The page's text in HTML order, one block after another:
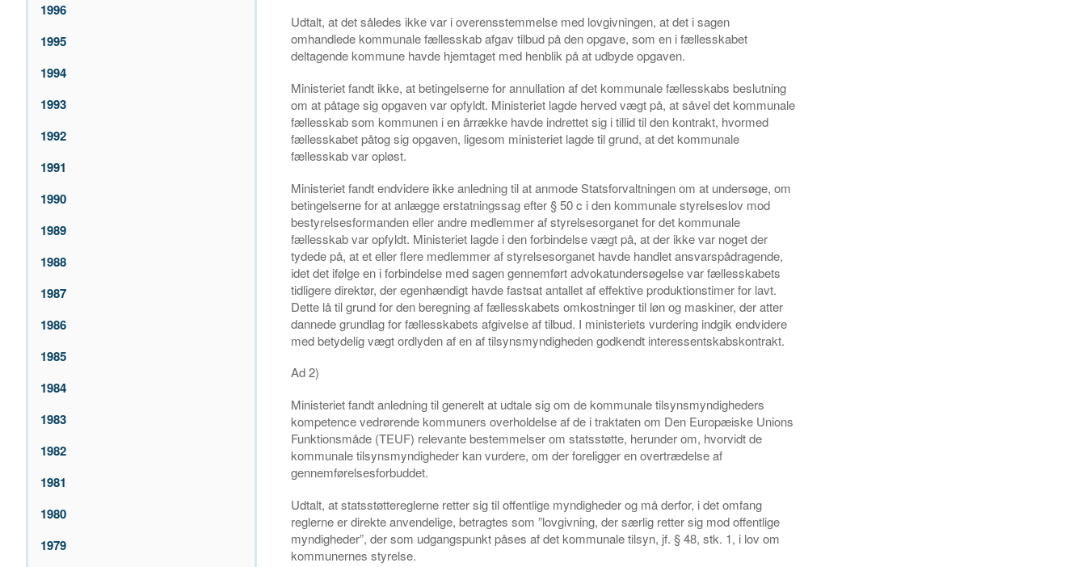
1996
1995
1994
1993
1992
1991
1990
1989
1988
1987
1986
1985
1984
1983
1982
1981
1980
1979
Udtalt, at det således ikke var i overensstemmelse med lovgivningen, at det i sagen
omhandlede kommunale fællesskab afgav tilbud på den opgave, som en i fællesskabet
deltagende kommune havde hjemtaget med henblik på at udbyde opgaven.
Ministeriet fandt ikke, at betingelserne for annullation af det kommunale fællesskabs beslutning
om at påtage sig opgaven var opfyldt. Ministeriet lagde herved vægt på, at såvel det kommunale
fællesskab som kommunen i en årrække havde indrettet sig i tillid til den kontrakt, hvormed
fællesskabet påtog sig opgaven, ligesom ministeriet lagde til grund, at det kommunale
fællesskab var opløst.
Ministeriet fandt endvidere ikke anledning til at anmode Statsforvaltningen om at undersøge, om
betingelserne for at anlægge erstatningssag efter § 50 c i den kommunale styrelseslov mod
bestyrelsesformanden eller andre medlemmer af styrelsesorganet for det kommunale
fællesskab var opfyldt. Ministeriet lagde i den forbindelse vægt på, at der ikke var noget der
tydede på, at et eller flere medlemmer af styrelsesorganet havde handlet ansvarspådragende,
idet det ifølge en i forbindelse med sagen gennemført advokatundersøgelse var fællesskabets
tidligere direktør, der egenhændigt havde fastsat antallet af effektive produktionstimer for lavt.
Dette lå til grund for den beregning af fællesskabets omkostninger til løn og maskiner, der atter
dannede grundlag for fællesskabets afgivelse af tilbud. I ministeriets vurdering indgik endvidere
med betydelig vægt ordlyden af en af tilsynsmyndigheden godkendt interessentskabskontrakt.
Ad 2)
Ministeriet fandt anledning til generelt at udtale sig om de kommunale tilsynsmyndigheders
kompetence vedrørende kommuners overholdelse af de i traktaten om Den Europæiske Unions
Funktionsmåde (TEUF) relevante bestemmelser om statsstøtte, herunder om, hvorvidt de
kommunale tilsynsmyndigheder kan vurdere, om der foreligger en overtrædelse af
gennemførelsesforbuddet.
Udtalt, at statsstøttereglerne retter sig til offentlige myndigheder og må derfor, i det omfang
reglerne er direkte anvendelige, betragtes som ”lovgivning, der særlig retter sig mod offentlige
myndigheder”, der som udgangspunkt påses af det kommunale tilsyn, jf. § 48, stk. 1, i lov om
kommunernes styrelse.